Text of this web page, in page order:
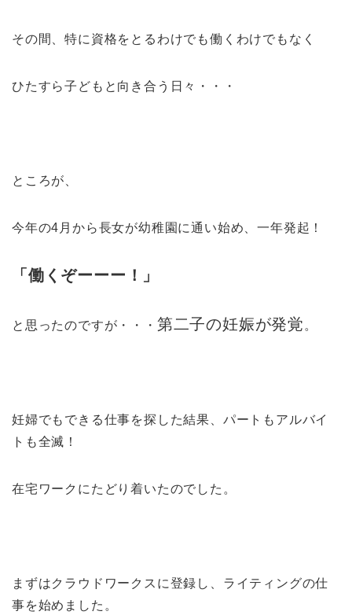
その間、特に資格をとるわけでも働くわけでもなく
ひたすら子どもと向き合う日々・・・
ところが、
今年の4月から長女が幼稚園に通い始め、一年発起！
「働くぞーーー！」
と思ったのですが・・・ 第二子の妊娠が発覚。
妊婦でもできる仕事を探した結果、パートもアルバイ
トも全滅！
在宅ワークにたどり着いたのでした。
まずはクラウドワークスに登録し、ライティングの仕
事を始めました。